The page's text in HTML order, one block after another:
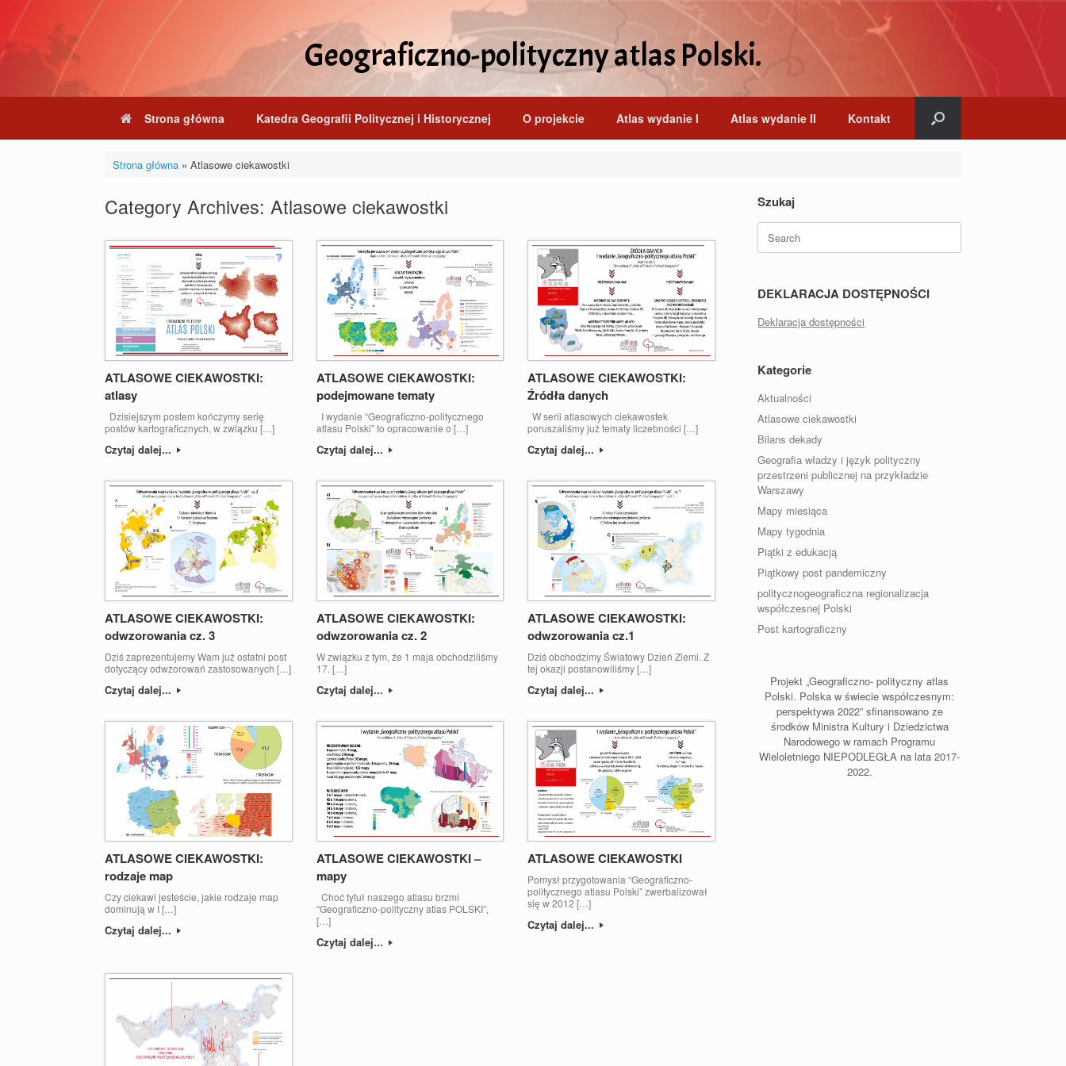
content
Geograficzno-polityczny atlas Polski.
Strona główna Katedra Geografii Politycznej i Historycznej O projekcie Atlas wydanie I Atlas wydanie II Kontakt
Strona główna» Atlasowe ciekawostki
Category Archives: Atlasowe ciekawostki
ATLASOWE CIEKAWOSTKI:
atlasy
Dzisiejszym postem kończymy serię
postów kartograficznych, w związku […]
Czytaj dalej...
ATLASOWE CIEKAWOSTKI:
podejmowane tematy
I wydanie “Geograficzno-politycznego
atlasu Polski” to opracowanie o […]
Czytaj dalej...
ATLASOWE CIEKAWOSTKI:
Źródła danych
W serii atlasowych ciekawostek
poruszaliśmy już tematy liczebności […]
Czytaj dalej...
ATLASOWE CIEKAWOSTKI:
odwzorowania cz. 3
Dziś zaprezentujemy Wam już ostatni post
dotyczący odwzorowań zastosowanych […]
Czytaj dalej...
ATLASOWE CIEKAWOSTKI:
odwzorowania cz. 2
W związku z tym, że 1 maja obchodziliśmy
17. […]
Czytaj dalej...
ATLASOWE CIEKAWOSTKI:
odwzorowania cz.1
Dziś obchodzimy Światowy Dzień Ziemi. Z
tej okazji postanowiliśmy […]
Czytaj dalej...
ATLASOWE CIEKAWOSTKI:
rodzaje map
Czy ciekawi jesteście, jakie rodzaje map
dominują w I […]
Czytaj dalej...
ATLASOWE CIEKAWOSTKI –
mapy
Choć tytuł naszego atlasu brzmi
“Geograficzno-polityczny atlas POLSKI”,
[…]
Czytaj dalej...
ATLASOWE CIEKAWOSTKI
Pomysł przygotowania “Geograficzno-
politycznego atlasu Polski” zwerbalizował
się w 2012 […]
Czytaj dalej...
Szukaj
Search
for:
DEKLARACJA DOSTĘPNOŚCI
Deklaracja dostępności
Kategorie
Aktualności
Atlasowe ciekawostki
Bilans dekady
Geografia władzy i język polityczny
przestrzeni publicznej na przykładzie
Warszawy
Mapy miesiąca
Mapy tygodnia
Piątki z edukacją
Piątkowy post pandemiczny
politycznogeograficzna regionalizacja
współczesnej Polski
Post kartograficzny
Projekt „Geograficzno- polityczny atlas
Polski. Polska w świecie współczesnym:
perspektywa 2022” sfinansowano ze
środków Ministra Kultury i Dziedzictwa
Narodowego w ramach Programu
Wieloletniego NIEPODLEGŁA na lata 2017-
2022.